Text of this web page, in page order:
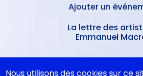
Ajouter un
La lettre des
Emmanuel
EN CLASSE
Nous utilisons des cookies sur ce